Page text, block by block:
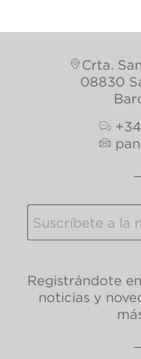
Crta.
08830
Registrándote
noticias y